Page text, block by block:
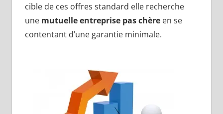
cible de ces offres standard elle recherche
une mutuelle entreprise pas chèreen se
contentant d’une garantie minimale.